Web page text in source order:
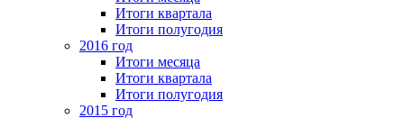
Итоги квартала
Итоги полугодия
2016 год
Итоги месяца
Итоги квартала
Итоги полугодия
2015 год